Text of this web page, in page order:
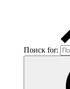
Поиск for: